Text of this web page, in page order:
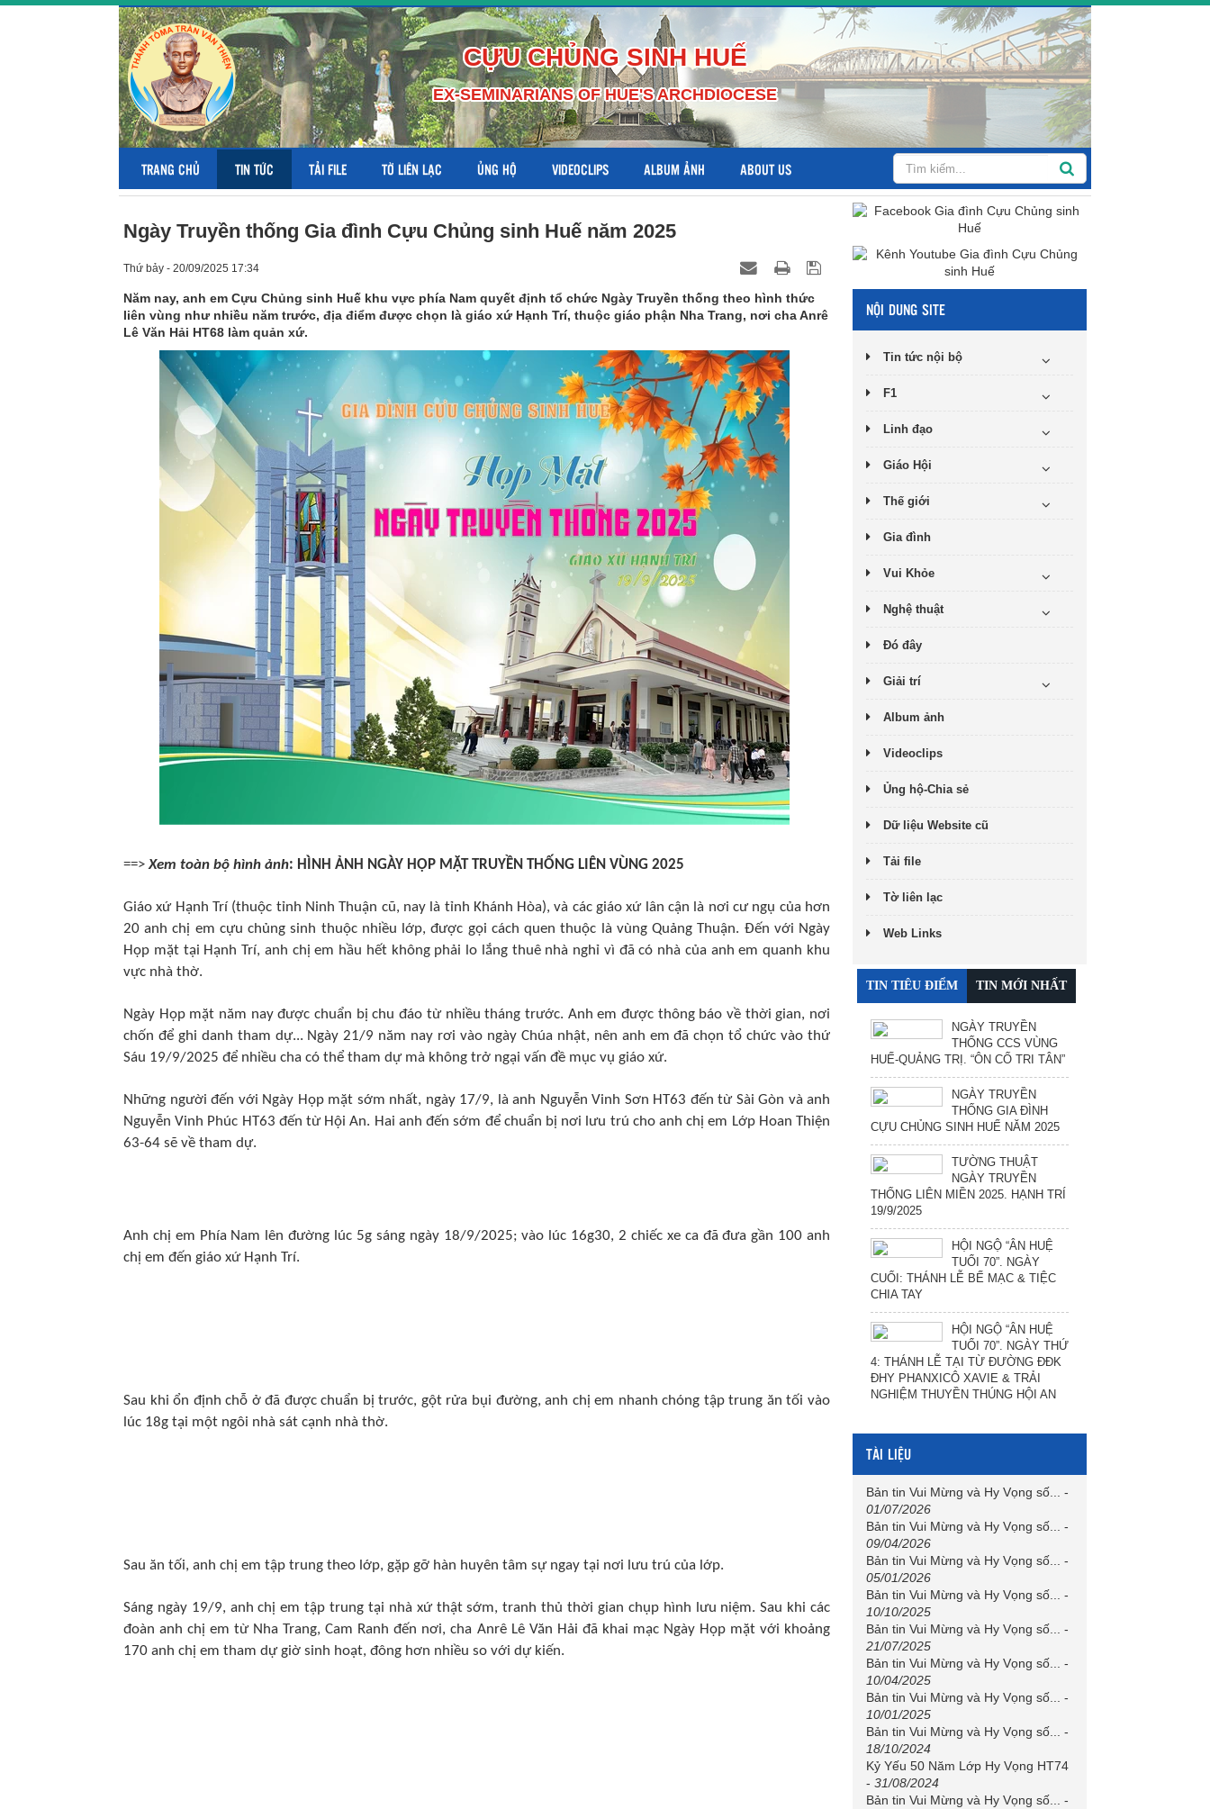
CỰU CHỦNG SINH HUẾ
EX-SEMINARIANS OF HUE'S ARCHDIOCESE
TRANG CHỦ TIN TỨC TẢI FILE TỜ LIÊN LẠC ỦNG HỘ VIDEOCLIPS ALBUM ẢNH ABOUT US
Ngày Truyền thống Gia đình Cựu Chủng sinh Huế năm 2025
Thứ bảy - 20/09/2025 17:34
Năm nay, anh em Cựu Chủng sinh Huế khu vực phía Nam quyết định tổ chức Ngày Truyền thống theo hình thức
liên vùng như nhiều năm trước, địa điểm được chọn là giáo xứ Hạnh Trí, thuộc giáo phận Nha Trang, nơi cha Anrê
Lê Văn Hải HT68 làm quản xứ.
==>Xem toàn bộ hình ảnh: HÌNH ẢNH NGÀY HỌP MẶT TRUYỀN THỐNG LIÊN VÙNG 2025
Giáo xứ Hạnh Trí (thuộc tỉnh Ninh Thuận cũ, nay là tỉnh Khánh Hòa), và các giáo xứ lân cận là nơi cư ngụ của hơn
20 anh chị em cựu chủng sinh thuộc nhiều lớp, được gọi cách quen thuộc là vùng Quảng Thuận. Đến với Ngày
Họp mặt tại Hạnh Trí, anh chị em hầu hết không phải lo lắng thuê nhà nghỉ vì đã có nhà của anh em quanh khu
vực nhà thờ.
Ngày Họp mặt năm nay được chuẩn bị chu đáo từ nhiều tháng trước. Anh em được thông báo về thời gian, nơi
chốn để ghi danh tham dự... Ngày 21/9 năm nay rơi vào ngày Chúa nhật, nên anh em đã chọn tổ chức vào thứ
Sáu 19/9/2025 để nhiều cha có thể tham dự mà không trở ngại vấn đề mục vụ giáo xứ.
Những người đến với Ngày Họp mặt sớm nhất, ngày 17/9, là anh Nguyễn Vinh Sơn HT63 đến từ Sài Gòn và anh
Nguyễn Vinh Phúc HT63 đến từ Hội An. Hai anh đến sớm để chuẩn bị nơi lưu trú cho anh chị em Lớp Hoan Thiện
63-64 sẽ về tham dự.
Anh chị em Phía Nam lên đường lúc 5g sáng ngày 18/9/2025; vào lúc 16g30, 2 chiếc xe ca đã đưa gần 100 anh
chị em đến giáo xứ Hạnh Trí.
Sau khi ổn định chỗ ở đã được chuẩn bị trước, gột rửa bụi đường, anh chị em nhanh chóng tập trung ăn tối vào
lúc 18g tại một ngôi nhà sát cạnh nhà thờ.
Sau ăn tối, anh chị em tập trung theo lớp, gặp gỡ hàn huyên tâm sự ngay tại nơi lưu trú của lớp.
Sáng ngày 19/9, anh chị em tập trung tại nhà xứ thật sớm, tranh thủ thời gian chụp hình lưu niệm. Sau khi các
đoàn anh chị em từ Nha Trang, Cam Ranh đến nơi, cha Anrê Lê Văn Hải đã khai mạc Ngày Họp mặt với khoảng
170 anh chị em tham dự giờ sinh hoạt, đông hơn nhiều so với dự kiến.
NỘI DUNG SITE
Tin tức nội bộ
F1
Linh đạo
Giáo Hội
Thế giới
Gia đình
Vui Khỏe
Nghệ thuật
Đó đây
Giải trí
Album ảnh
Videoclips
Ủng hộ-Chia sẻ
Dữ liệu Website cũ
Tải file
Tờ liên lạc
Web Links
TIN TIÊU ĐIỂM TIN MỚI NHẤT
NGÀY TRUYỀN
THỐNG CCS VÙNG
HUẾ-QUẢNG TRỊ. “ÔN CỐ TRI TÂN”
NGÀY TRUYỀN
THỐNG GIA ĐÌNH
CỰU CHỦNG SINH HUẾ NĂM 2025
TƯỜNG THUẬT
NGÀY TRUYỀN
THỐNG LIÊN MIỀN 2025. HẠNH TRÍ
19/9/2025
HỘI NGỘ “ÂN HUỆ
TUỔI 70”. NGÀY
CUỐI: THÁNH LỄ BẾ MẠC & TIỆC
CHIA TAY
HỘI NGỘ “ÂN HUỆ
TUỔI 70”. NGÀY THỨ
4: THÁNH LỄ TẠI TỪ ĐƯỜNG ĐĐK
ĐHY PHANXICÔ XAVIE & TRẢI
NGHIỆM THUYỀN THÚNG HỘI AN
TÀI LIỆU
Bản tin Vui Mừng và Hy Vọng số...
-
01/07/2026
Bản tin Vui Mừng và Hy Vọng số...
-
09/04/2026
Bản tin Vui Mừng và Hy Vọng số...
-
05/01/2026
Bản tin Vui Mừng và Hy Vọng số...
-
10/10/2025
Bản tin Vui Mừng và Hy Vọng số...
-
21/07/2025
Bản tin Vui Mừng và Hy Vọng số...
-
10/04/2025
Bản tin Vui Mừng và Hy Vọng số...
-
10/01/2025
Bản tin Vui Mừng và Hy Vọng số...
-
18/10/2024
Kỷ Yếu 50 Năm Lớp Hy Vọng HT74
- 31/08/2024
Bản tin Vui Mừng và Hy Vọng số...
-